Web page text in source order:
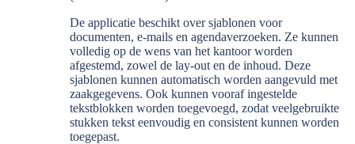
De applicatie beschikt over sjablonen voor
documenten, e-mails en agendaverzoeken. Ze kunnen
volledig op de wens van het kantoor worden
afgestemd, zowel de lay-out en de inhoud. Deze
sjablonen kunnen automatisch worden aangevuld met
zaakgegevens. Ook kunnen vooraf ingestelde
tekstblokken worden toegevoegd, zodat veelgebruikte
stukken tekst eenvoudig en consistent kunnen worden
toegepast.